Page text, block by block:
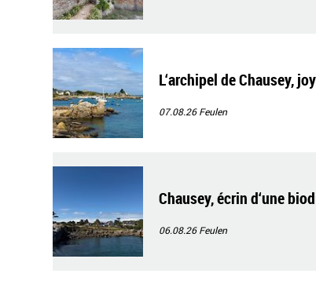
L‘archipel de Chausey,
07.08.26Feulen
Chausey, écrin d‘une
06.08.26Feulen